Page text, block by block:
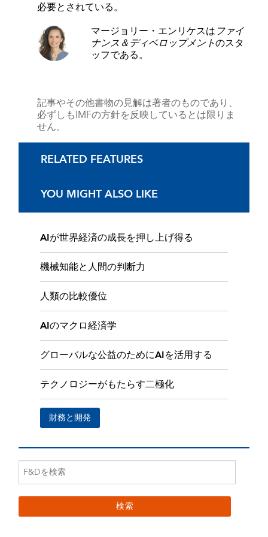
必要とされている。
マージョリー・エンリケスはファイ
ナンス＆ディベロップメントのスタ
ッフである。
記事やその他書物の見解は著者のものであり、
必ずしもIMFの方針を反映しているとは限りま
せん。
RELATED FEATURES
YOU MIGHT ALSO LIKE
AIが世界経済の成長を押し上げ得る
機械知能と人間の判断力
人類の比較優位
AIのマクロ経済学
グローバルな公益のためにAIを活用する
テクノロジーがもたらす二極化
財務と開発